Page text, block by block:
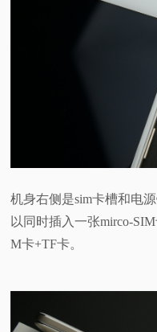
机身右侧是sim卡槽和电
以同时插入一张mirco-
M卡+TF卡。